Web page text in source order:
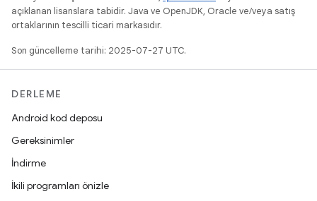
açıklanan lisanslara tabidir. Java ve OpenJDK, Oracle ve/veya satış
ortaklarının tescilli ticari markasıdır.
Son güncelleme tarihi: 2025-07-27 UTC.
DERLEME
Android kod deposu
Gereksinimler
İndirme
İkili programları önizle